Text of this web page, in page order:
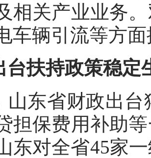
相关产业业务
车辆引流等方
台扶持政策稳定
山东省财政出
担保费用补助
东对全省45家